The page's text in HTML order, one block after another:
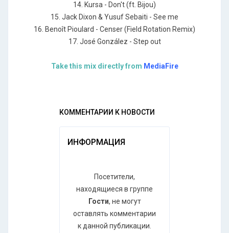
14. Kursa - Don't (ft. Bijou)
15. Jack Dixon & Yusuf Sebaiti - See me
16. Benoît Pioulard - Censer (Field Rotation Remix)
17. José González - Step out
Take this mix directly from MediaFire
КОММЕНТАРИИ К НОВОСТИ
ИНФОРМАЦИЯ
Посетители,
находящиеся в группе
Гости, не могут
оставлять комментарии
к данной публикации.